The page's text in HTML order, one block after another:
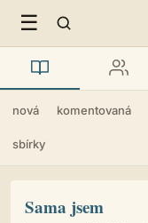
☰
nová komentovaná
sbírky
Sama jsem